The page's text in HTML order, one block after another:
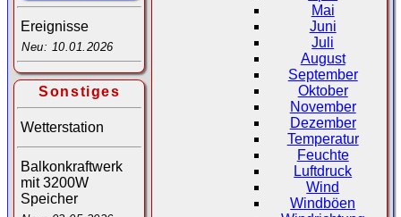
Ereignisse
Neu: 10.01.2026
Sonstiges
Wetterstation
Balkonkraftwerk
mit 3200W
Speicher
Mai
Juni
Juli
August
September
Oktober
November
Dezember
Temperatur
Feuchte
Luftdruck
Wind
Windböen